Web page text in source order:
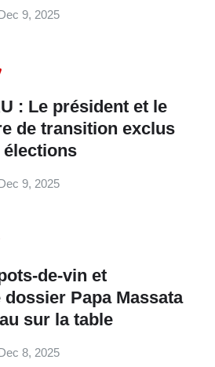
Dec 9, 2025
: Le président et le
de transition exclus
9, 2025
de-vin et
Papa Massata
sur la table
8, 2025